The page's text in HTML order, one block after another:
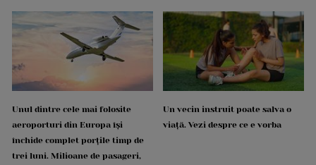
Unul dintre cele mai folosite
aeroporturi din Europa își
închide complet porțile timp de
trei luni. Milioane de pasageri,
Un vecin instruit poate salva o
viață. Vezi despre ce e vorba